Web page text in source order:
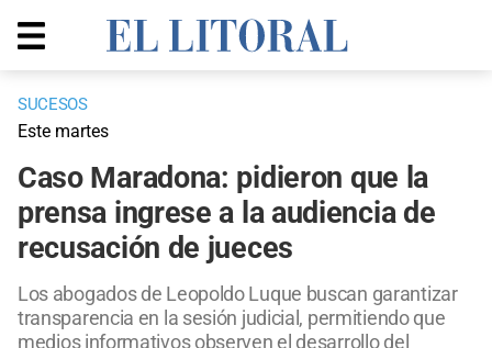
SUCESOS
Este martes
Caso Maradona: pidieron que la
prensa ingrese a la audiencia de
recusación de jueces
Los abogados de Leopoldo Luque buscan garantizar
transparencia en la sesión judicial, permitiendo que
medios informativos observen el desarrollo del